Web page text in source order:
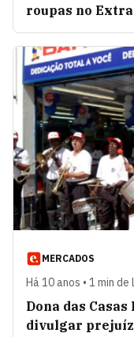
roupas no Extra
MERCADOS
Há 10 anos • 1 min
Dona das
divulgar